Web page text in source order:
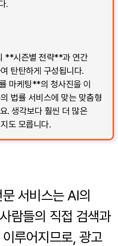
.
**시즌별 전략**과 연간
탄탄하게 구성됩니다.
마케팅**의 청사진을 이
법률 서비스에 맞는 맞춤형
. 생각보다 훨씬 더 많은
도 모릅니다.
서비스는 AI의
람들의 직접 검색과
루어지므로, 광고